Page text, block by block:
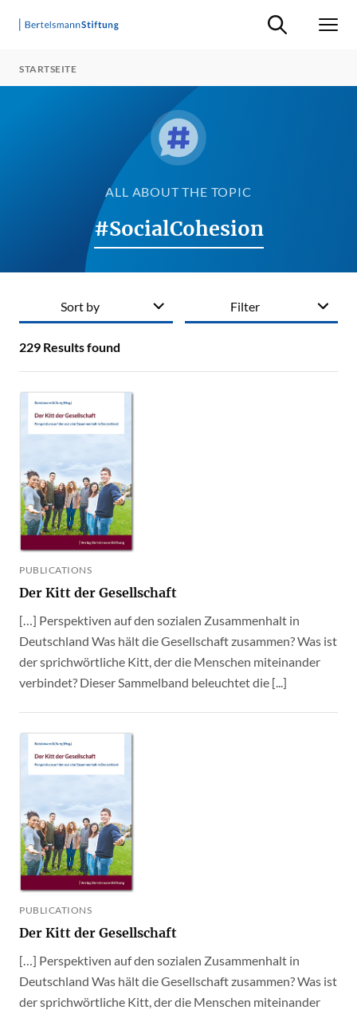
Suche ein-/
STARTSEITE
ALL ABOUT THE TOPIC
#SocialCohesion
Filter
229 Results found
Sort by
PUBLICATIONS
Der Kitt der Gesellschaft
[…] Perspektiven auf den sozialen Zusammenhalt in
Deutschland Was hält die Gesellschaft zusammen? Was ist
der sprichwörtliche Kitt, der die Menschen miteinander
verbindet? Dieser Sammelband beleuchtet die [...]
PUBLICATIONS
Der Kitt der Gesellschaft
[…] Perspektiven auf den sozialen Zusammenhalt in
Deutschland Was hält die Gesellschaft zusammen? Was ist
der sprichwörtliche Kitt, der die Menschen miteinander